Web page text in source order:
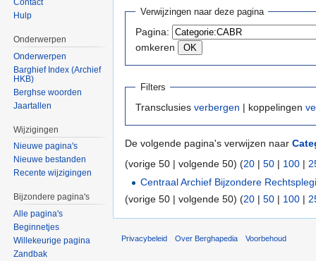
Verwijzingen naar deze pagina
Pagina:
omkeren
Filters
Transclusies verbergen | koppelingen
De volgende pagina's verwijzen naar
(vorige 50 | volgende 50) (20 | 50 | 100 |
Centraal Archief Bijzondere
(vorige 50 | volgende 50) (20 | 50 | 100 |
Hulp
Onderwerpen
Onderwerpen
Barghief Index (Archief
HKB)
Berghse woorden
Jaartallen
Wijzigingen
Nieuwe pagina's
Nieuwe bestanden
Recente wijzigingen
Bijzondere pagina's
Alle pagina's
Beginnetjes
Willekeurige pagina
Zandbak
Privacybeleid Over Berghapedia Voorbehoud